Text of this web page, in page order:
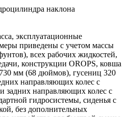
наклона
эксплуатационные
приведены с учетом массы
всех рабочих жидкостей,
конструкции OROPS, ковша
мм (68 дюймов), гусениц 320
направляющих колес с
задних направляющих колес с
гидросистемы, сиденья с
без дополнительных